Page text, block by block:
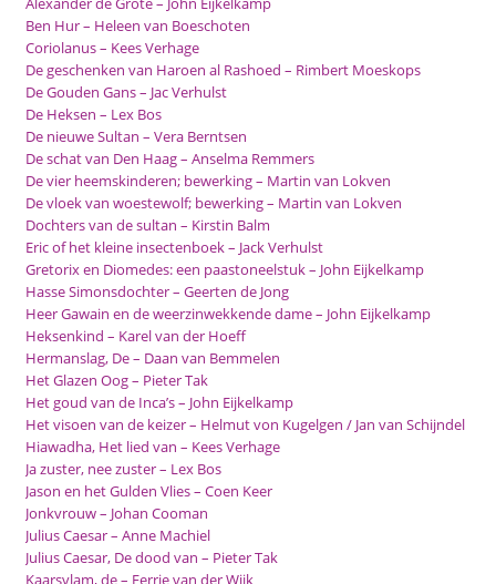
Ben Hur – Heleen van Boeschoten
Coriolanus – Kees Verhage
De geschenken van Haroen al Rashoed – Rimbert Moeskops
De Gouden Gans – Jac Verhulst
De Heksen – Lex Bos
De nieuwe Sultan – Vera Berntsen
De schat van Den Haag – Anselma Remmers
De vier heemskinderen; bewerking – Martin van Lokven
De vloek van woestewolf; bewerking – Martin van Lokven
Dochters van de sultan – Kirstin Balm
Eric of het kleine insectenboek – Jack Verhulst
Gretorix en Diomedes: een paastoneelstuk – John Eijkelkamp
Hasse Simonsdochter – Geerten de Jong
Heer Gawain en de weerzinwekkende dame – John Eijkelkamp
Heksenkind – Karel van der Hoeff
Hermanslag, De – Daan van Bemmelen
Het Glazen Oog – Pieter Tak
Het goud van de Inca’s – John Eijkelkamp
Het visoen van de keizer – Helmut von Kugelgen / Jan van Schijndel
Hiawadha, Het lied van – Kees Verhage
Ja zuster, nee zuster – Lex Bos
Jason en het Gulden Vlies – Coen Keer
Jonkvrouw – Johan Cooman
Julius Caesar – Anne Machiel
Julius Caesar, De dood van – Pieter Tak
Kaarsvlam, de – Ferrie van der Wijk